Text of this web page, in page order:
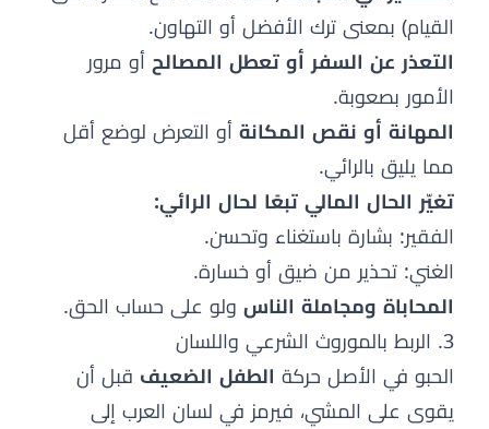
القيام) بمعنى ترك الأفضل أو التهاون.
التعذر عن السفر أو تعطل المصالحأو مرور
الأمور بصعوبة.
المهانة أو نقص المكانةأو التعرض لوضع أقل
مما يليق بالرائي.
تغيّر الحال المالي تبعًا لحال الرائي:
الفقير: بشارة باستغناء وتحسن.
الغني: تحذير من ضيق أو خسارة.
المحاباة ومجاملة الناس ولو على حساب الحق.
3. الربط بالموروث الشرعي واللسان
الحبو في الأصل حركة الطفل الضعيف قبل أن
يقوى على المشي، فيرمز في لسان العرب إلى